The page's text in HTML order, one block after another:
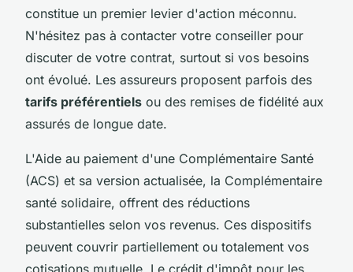
constitue un premier levier d'action méconnu.
N'hésitez pas à contacter votre conseiller pour
discuter de votre contrat, surtout si vos besoins
ont évolué. Les assureurs proposent parfois des
tarifs préférentiels ou des remises de fidélité aux
assurés de longue date.
L'Aide au paiement d'une Complémentaire Santé
(ACS) et sa version actualisée, la Complémentaire
santé solidaire, offrent des réductions
substantielles selon vos revenus. Ces dispositifs
peuvent couvrir partiellement ou totalement vos
cotisations mutuelle. Le crédit d'impôt pour les